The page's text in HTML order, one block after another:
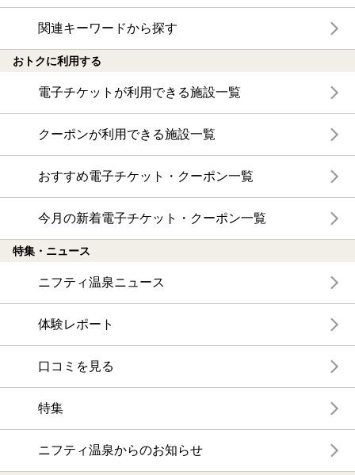
関連キーワードから探す
おトクに利用する
電子チケットが利用できる施設一覧
クーポンが利用できる施設一覧
おすすめ電子チケット・クーポン一覧
今月の新着電子チケット・クーポン一覧
特集・ニュース
ニフティ温泉ニュース
体験レポート
口コミを見る
特集
ニフティ温泉からのお知らせ